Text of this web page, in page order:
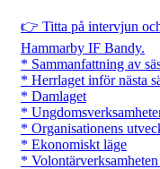
👉 Titta på intervjun
Hammarby IF Bandy.
* Sammanfattning av
* Herrlaget inför nästa
* Damlaget
*
* Organisationens
* Ekonomiskt läge
*